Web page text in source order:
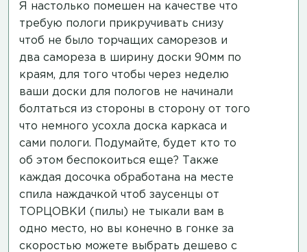
Я настолько помешен на качестве что
требую пологи прикручивать снизу
чтоб не было торчащих саморезов и
два самореза в ширину доски 90мм по
краям, для того чтобы через неделю
ваши доски для пологов не начинали
болтаться из стороны в сторону от того
что немного усохла доска каркаса и
сами пологи. Подумайте, будет кто то
об этом беспокоиться еще? Также
каждая досочка обработана на месте
спила наждачкой чтоб заусенцы от
ТОРЦОВКИ (пилы) не тыкали вам в
одно место, но вы конечно в гонке за
скоростью можете выбрать дешево с